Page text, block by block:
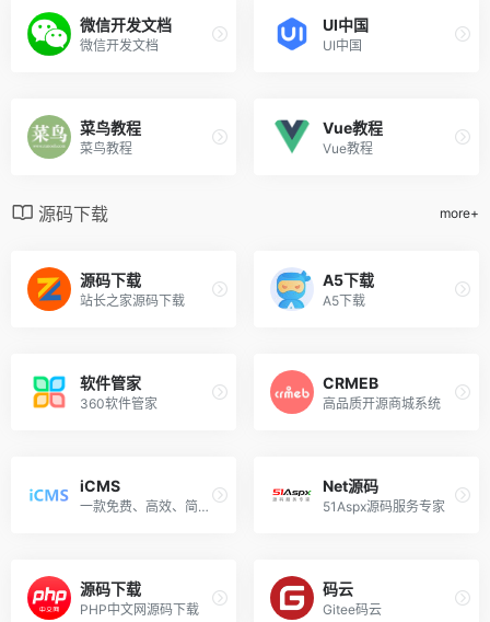
微信开发文档
微信开发文档
UI中国
UI中国
菜鸟教程
菜鸟教程
Vue教程
Vue教程
源码下载 more+
源码下载
站长之家源码下载
A5下载
A5下载
软件管家
360软件管家
CRMEB
高品质开源商城系统
iCMS
一款免费、高效、简洁的内容管理系统
Net源码
51Aspx源码服务专家
源码下载
PHP中文网源码下载
码云
Gitee码云